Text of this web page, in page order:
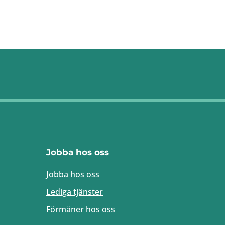
Jobba hos oss
Jobba hos oss
Lediga tjänster
Förmåner hos oss